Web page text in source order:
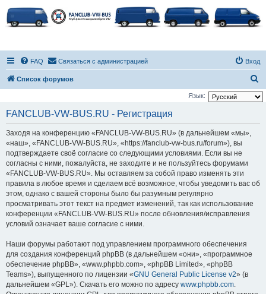
FAQ Связаться с администрацией Вход
Список форумов
о
Язык:
FANCLUB-VW-BUS.RU - Регистрация
Заходя на конференцию «FANCLUB-VW-BUS.RU» (в дальнейшем «мы»,
«наш», «FANCLUB-VW-BUS.RU», «https://fanclub-vw-bus.ru/forum»), вы
подтверждаете своё согласие со следующими условиями. Если вы не
согласны с ними, пожалуйста, не заходите и не пользуйтесь форумами
«FANCLUB-VW-BUS.RU». Мы оставляем за собой право изменять эти
правила в любое время и сделаем всё возможное, чтобы уведомить вас об
этом, однако с вашей стороны было бы разумным регулярно
просматривать этот текст на предмет изменений, так как использование
конференции «FANCLUB-VW-BUS.RU» после обновления/исправления
условий означает ваше согласие с ними.
Наши форумы работают под управлением программного обеспечения
для создания конференций phpBB (в дальнейшем «они», «программное
обеспечение phpBB», «www.phpbb.com», «phpBB Limited», «phpBB
Teams»), выпущенного по лицензии «GNU General Public License v2» (в
дальнейшем «GPL»). Скачать его можно по адресу www.phpbb.com